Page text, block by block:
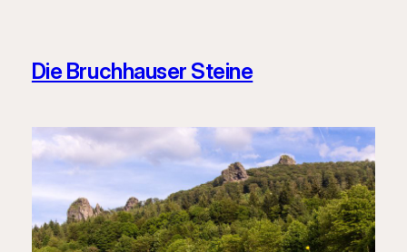
Die Bruchhauser Steine